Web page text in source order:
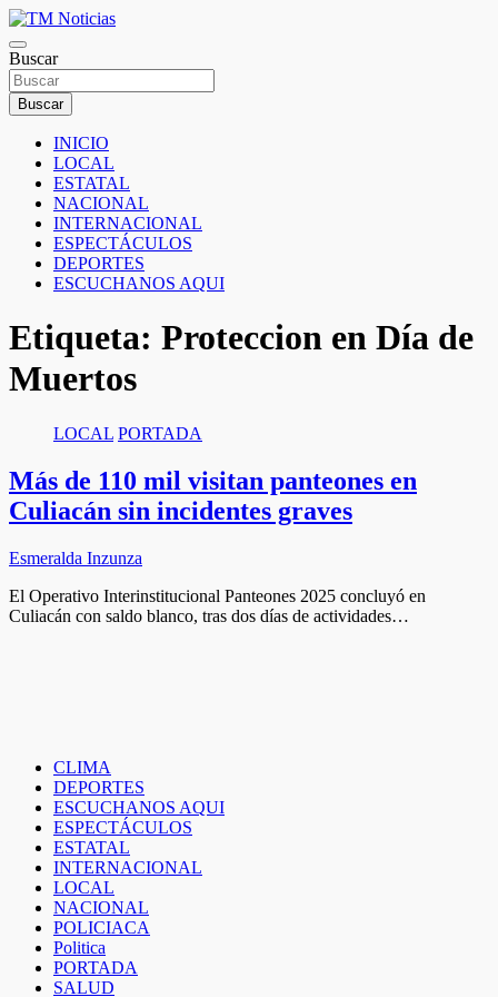
Saltar
al
contenido
TM Noticias
TM Noticias
Buscar
Buscar
INICIO
LOCAL
ESTATAL
NACIONAL
INTERNACIONAL
ESPECTÁCULOS
DEPORTES
ESCUCHANOS AQUI
Etiqueta: Proteccion en Día de
Muertos
LOCAL PORTADA
Más de 110 mil visitan panteones en
Culiacán sin incidentes graves
Esmeralda Inzunza
El Operativo Interinstitucional Panteones 2025 concluyó en
Culiacán con saldo blanco, tras dos días de actividades…
CLIMA
DEPORTES
ESCUCHANOS AQUI
ESPECTÁCULOS
ESTATAL
INTERNACIONAL
LOCAL
NACIONAL
POLICIACA
Politica
PORTADA
SALUD